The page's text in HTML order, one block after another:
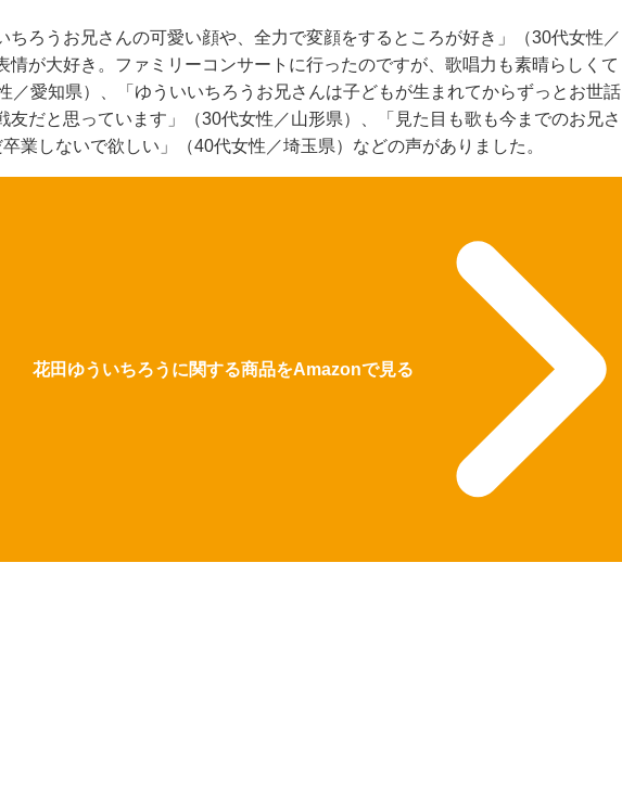
ちろうお兄さんの可愛い顔や、全力で変顔をするところが好き」（30代女性／
情が大好き。ファミリーコンサートに行ったのですが、歌唱力も素晴らしくて
／愛知県）、「ゆういいちろうお兄さんは子どもが生まれてからずっとお世話
友だと思っています」（30代女性／山形県）、「見た目も歌も今までのお兄さ
業しないで欲しい」（40代女性／埼玉県）などの声がありました。
花田ゆういちろうに関する商品をAmazonで見る